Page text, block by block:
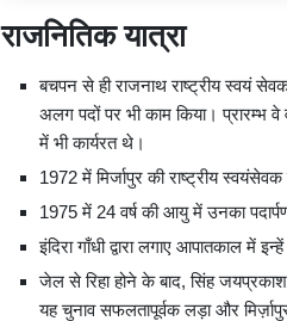
राजनितिक यात्रा
बचपन से ही राजनाथ राष्ट्रीय स्वयं
अलग पदों पर भी काम किया। प्रारम्भ
में भी कार्यरत थे।
1972 में मिर्जापुर की राष्ट्रीय
1975 में 24 वर्ष की आयु में उनका
इंदिरा गाँधी द्वारा लगाए आपातकाल में
जेल से रिहा होने के बाद, सिंह जयप्रकाश
यह चुनाव सफलतापूर्वक लड़ा और